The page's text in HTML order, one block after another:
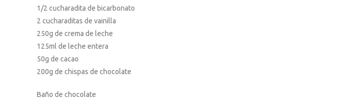
1/2 cucharadita de bicarbonato
2 cucharaditas de vainilla
250g de crema de leche
125ml de leche entera
50g de cacao
200g de chispas de chocolate
Baño de chocolate